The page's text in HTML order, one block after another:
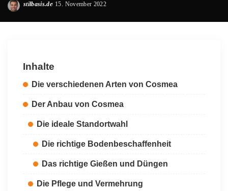
Posted
stilbasis.de 15. November 2022
Inhalte
Die verschiedenen Arten von Cosmea
Der Anbau von Cosmea
Die ideale Standortwahl
Die richtige Bodenbeschaffenheit
Das richtige Gießen und Düngen
Die Pflege und Vermehrung